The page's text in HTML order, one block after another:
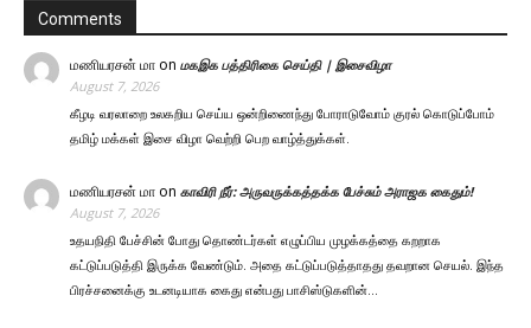
Comments
மணியரசன் மா on மகஇக பத்திரிகை செய்தி | இசைவிழா
August 7, 2026
கீழடி வரலாறை உலகறிய செய்ய ஒன்றிணைந்து போராடுவோம் குரல் கொடுப்போம்
தமிழ் மக்கள் இசை விழா வெற்றி பெற வாழ்த்துக்கள்.
மணியரசன் மா on காவிரி நீர்: அருவருக்கத்தக்க பேச்சும் அராஜக கைதும்!
August 7, 2026
உதயநிதி பேச்சின் போது தொண்டர்கள் எழுப்பிய முழக்கத்தை கறறாக
கட்டுப்படுத்தி இருக்க வேண்டும். அதை கட்டுப்படுத்தாதது தவறான செயல். இந்த
பிரச்சனைக்கு உடனடியாக கைது என்பது பாசிஸ்டுகளின்…